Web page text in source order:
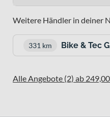
Weitere Händler in deiner
331 km Bike & Tec
Alle Angebote (2) ab